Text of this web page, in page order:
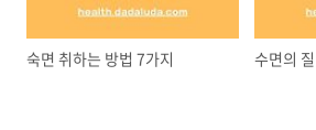
숙면 취하는 방법 7가지 수면의